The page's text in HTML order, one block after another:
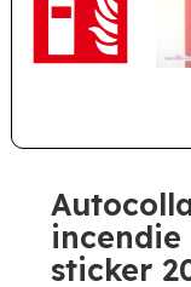
incendie
sticker